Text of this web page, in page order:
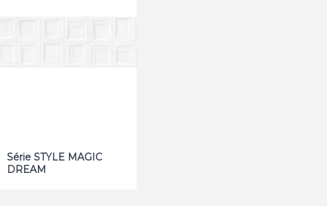
Série STYLE MAGIC
DREAM